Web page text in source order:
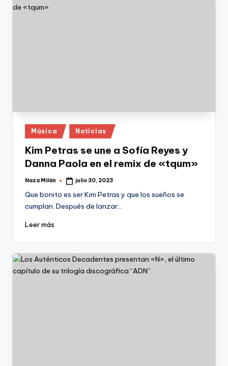
Publicado
en
Música Noticias
Kim Petras se une a Sofía Reyes y
Danna Paola en el remix de «tqum»
Publicado
Naza Milán julio 30, 2023
Que bonito es ser Kim Petras y que los sueños se
cumplan. Después de lanzar…
Leer más